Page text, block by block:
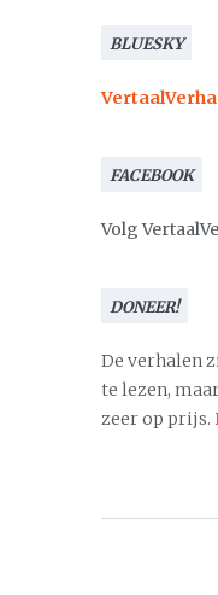
BLUESKY
FACEBOOK
Volg
DONEER!
De verhalen
te lezen,
zeer op prijs.